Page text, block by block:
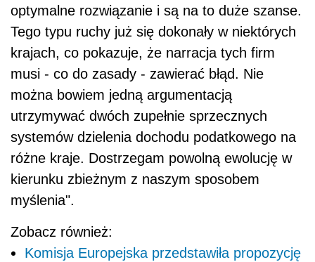
optymalne rozwiązanie i są na to duże szanse.
Tego typu ruchy już się dokonały w niektórych
krajach, co pokazuje, że narracja tych firm
musi - co do zasady - zawierać błąd. Nie
można bowiem jedną argumentacją
utrzymywać dwóch zupełnie sprzecznych
systemów dzielenia dochodu podatkowego na
różne kraje. Dostrzegam powolną ewolucję w
kierunku zbieżnym z naszym sposobem
myślenia".
Zobacz również:
Komisja Europejska przedstawiła propozycję